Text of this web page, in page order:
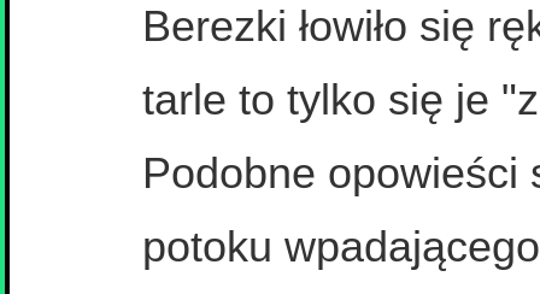
Berezki łowiło się
tarle to tylko się je
Podobne opowieści
potoku